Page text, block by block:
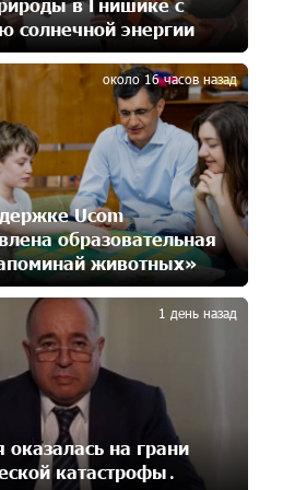
11 дней назад
Нагорный Карабах не был
составе независимого
Аршак Карапетян
11 дней назад
премьер-министр
обратился к президенту
с просьбой содействовать
армянских заключенных,
Азербайджане
13 дней назад
кого вооружается
Аршак Карапетян
16 дней назад
поддержке Ucom в спортивной
в Гнишике с
солнечной энергии
Ucom
образовательная
животных»
около 16 часов назад
оказалась на грани
катастрофы․
1 день назад